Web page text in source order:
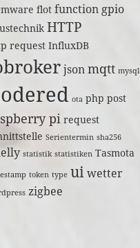
flot function gpio
HTTP
request InfluxDB
jsonmqtt mysql
ota php post
pi request
Serientermin sha256
statistik statistiken Tasmota
token type ui wetter
zigbee